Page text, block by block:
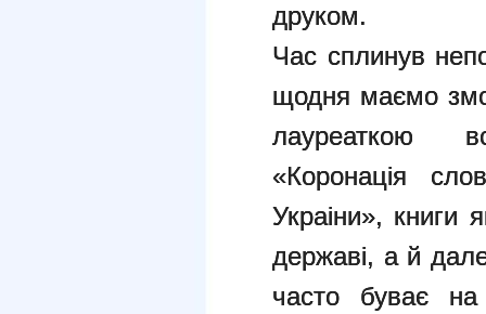
друком.
Час сплинув
щодня маємо
лауреаткою
«Коронація
Украіни», книги
державі, а й
часто буває на